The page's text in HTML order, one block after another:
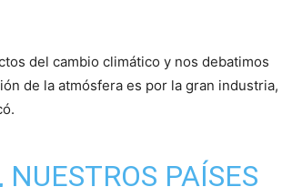
del cambio climático y nos debatimos
de la atmósfera es por la gran industria,
PAÍSES